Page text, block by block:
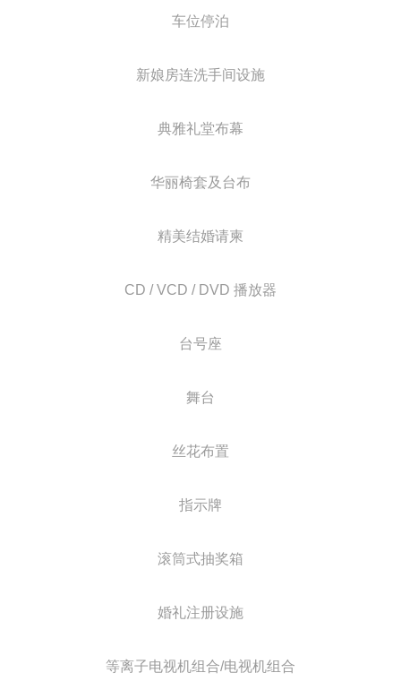
车位停泊
新娘房连洗手间设施
典雅礼堂布幕
华丽椅套及台布
精美结婚请柬
CD / VCD / DVD 播放器
台号座
舞台
丝花布置
指示牌
滚筒式抽奖箱
婚礼注册设施
等离子电视机组合/电视机组合